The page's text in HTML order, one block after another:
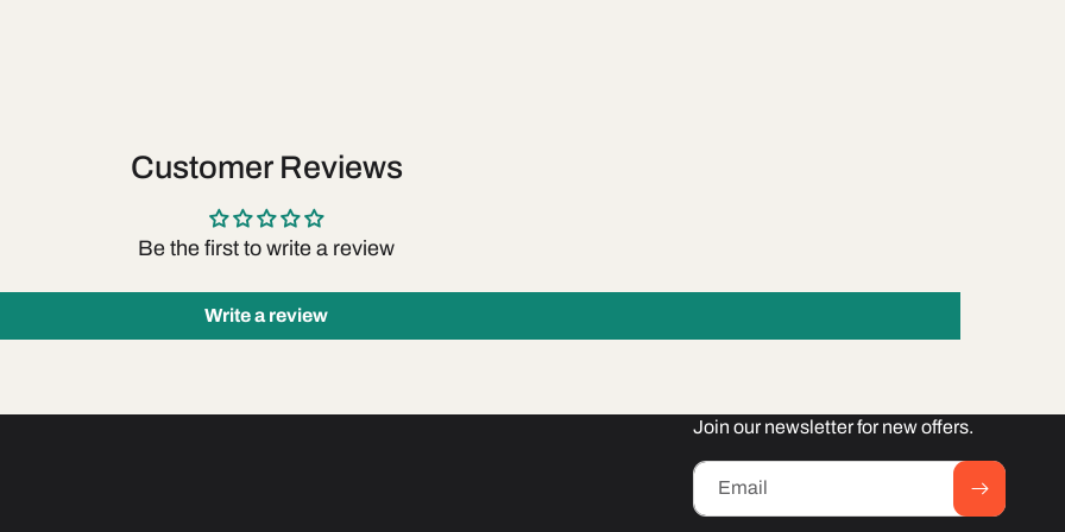
Customer Reviews
Be the first to write a review
Write a review
Join our newsletter for new offers.
Email